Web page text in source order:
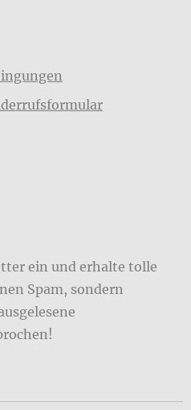
ein und erhalte tolle
Spam, sondern